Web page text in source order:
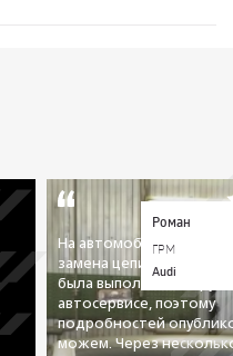
Роман
ГРМ
Audi
На автомобиле была
замена цепи ГРМ.
была выполнена в
автосервисе, поэтому
подробностей
можем. Через